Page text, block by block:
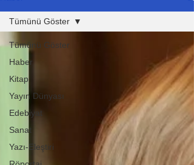
Tümünü Göster
Haber
Kitap
Yayın Dünyası
Edebiyat
Sanat
Yazı-Eleştiri
Tümünü Göster